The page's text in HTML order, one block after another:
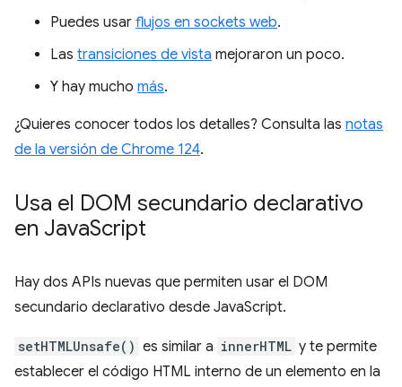
Puedes usar flujos en sockets web.
Las transiciones de vista mejoraron un poco.
Y hay mucho más.
¿Quieres conocer todos los detalles? Consulta las notas
de la versión de Chrome 124.
Usa el DOM secundario declarativo
en JavaScript
Hay dos APIs nuevas que permiten usar el DOM
secundario declarativo desde JavaScript.
setHTMLUnsafe() es similar a innerHTML y te permite
establecer el código HTML interno de un elemento en la